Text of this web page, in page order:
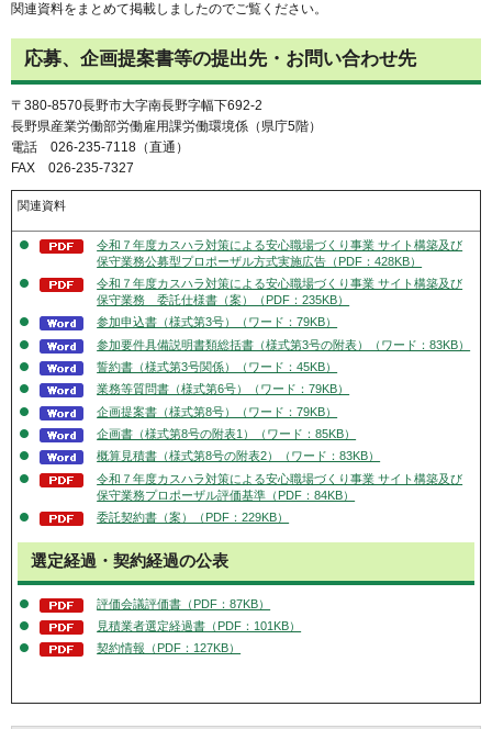
関連資料をまとめて掲載しましたのでご覧ください。
応募、企画提案書等の提出先・お問い合わせ先
〒380-8570長野市大字南長野字幅下692-2
長野県産業労働部労働雇用課労働環境係（県庁5階）
電話 026-235-7118（直通）
FAX 026-235-7327
関連資料
令和７年度カスハラ対策による安心職場づくり事業 サイト構築及び
保守業務公募型プロポーザル方式実施広告（PDF：428KB）
令和７年度カスハラ対策による安心職場づくり事業 サイト構築及び
保守業務 委託仕様書（案）（PDF：235KB）
参加申込書（様式第3号）（ワード：79KB）
参加要件具備説明書類総括書（様式第3号の附表）（ワード：83KB）
誓約書（様式第3号関係）（ワード：45KB）
業務等質問書（様式第6号）（ワード：79KB）
企画提案書（様式第8号）（ワード：79KB）
企画書（様式第8号の附表1）（ワード：85KB）
概算見積書（様式第8号の附表2）（ワード：83KB）
令和７年度カスハラ対策による安心職場づくり事業 サイト構築及び
保守業務プロポーザル評価基準（PDF：84KB）
委託契約書（案）（PDF：229KB）
選定経過・契約経過の公表
評価会議評価書（PDF：87KB）
見積業者選定経過書（PDF：101KB）
契約情報（PDF：127KB）